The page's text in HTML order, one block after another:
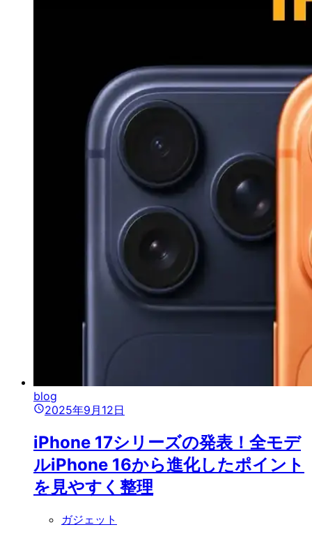
blog
2025年9月12日
iPhone 17シリーズの発表！全モデ
ルiPhone 16から進化したポイント
を見やすく整理
ガジェット